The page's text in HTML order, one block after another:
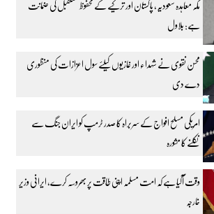
مکہ معاہدہ سعودیہ، پاکستان اور ترکیے کے محفوظ مستقبل کی ضمانت
ہے: بلاول
محسن نقوی نے شہداء اور غازیوں کیلئے سول اعزازات کی منظوری
دے دی
امریکی مسلح افواج کے سربراہ کا صدر ٹرمپ کو ایران جنگ سے
نکلنے کا مشورہ
وقت آگیا ہے کہ امت مسلمہ اپنی طاقت پر بھروسہ کرے، ایرانی وزیر
خارجہ